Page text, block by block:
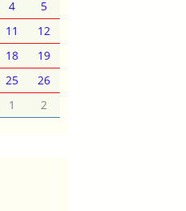
4
5
11
12
18
19
25
26
1 2